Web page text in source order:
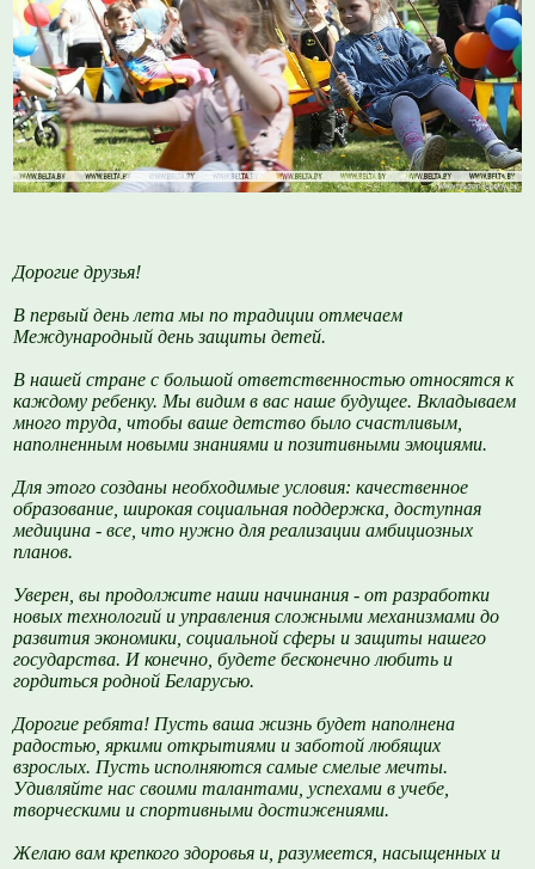
Дорогие друзья!
В первый день лета мы по традиции отмечаем
Международный день защиты детей.
В нашей стране с большой ответственностью относятся к
каждому ребенку. Мы видим в вас наше будущее. Вкладываем
много труда, чтобы ваше детство было счастливым,
наполненным новыми знаниями и позитивными эмоциями.
Для этого созданы необходимые условия: качественное
образование, широкая социальная поддержка, доступная
медицина - все, что нужно для реализации амбициозных
планов.
Уверен, вы продолжите наши начинания - от разработки
новых технологий и управления сложными механизмами до
развития экономики, социальной сферы и защиты нашего
государства. И конечно, будете бесконечно любить и
гордиться родной Беларусью.
Дорогие ребята! Пусть ваша жизнь будет наполнена
радостью, яркими открытиями и заботой любящих
взрослых. Пусть исполняются самые смелые мечты.
Удивляйте нас своими талантами, успехами в учебе,
творческими и спортивными достижениями.
Желаю вам крепкого здоровья и, разумеется, насыщенных и